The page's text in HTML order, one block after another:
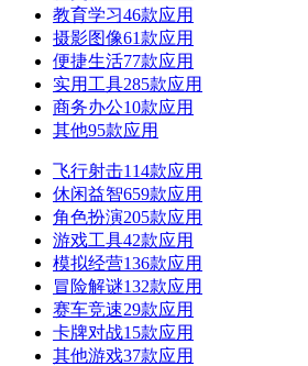
教育学习46款应用
摄影图像61款应用
便捷生活77款应用
实用工具285款应用
商务办公10款应用
其他95款应用
飞行射击114款应用
休闲益智659款应用
角色扮演205款应用
游戏工具42款应用
模拟经营136款应用
冒险解谜132款应用
赛车竞速29款应用
卡牌对战15款应用
其他游戏37款应用